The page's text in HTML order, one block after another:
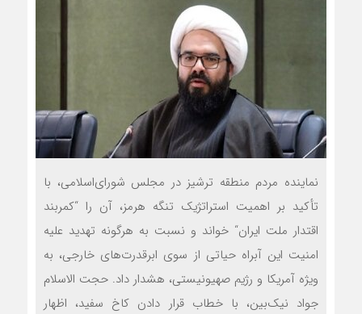
نماینده مردم منطقه ترشیز در مجلس شورای‌اسلامی، با
تأکید بر اهمیت استراتژیک تنگه هرمز، آن را “کمربند
اقتدار ملت ایران“ خواند و نسبت به هرگونه تهدید علیه
امنیت این آبراه حیاتی از سوی ابرقدرت‌های خارجی، به
ویژه آمریکا و رژیم صهیونیستی، هشدار داد. حجت الاسلام
جواد نیک‌بین، با خطاب قرار دادن کاخ سفید، اظهار